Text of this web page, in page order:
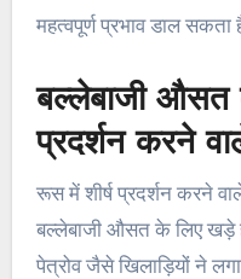
महत्वपूर्ण प्रभाव डाल सकता
बल्लेबाजी औसत
प्रदर्शन करने
रूस में शीर्ष प्रदर्शन करने
बल्लेबाजी औसत के लिए खड़े
पेत्रोव जैसे खिलाड़ियों ने